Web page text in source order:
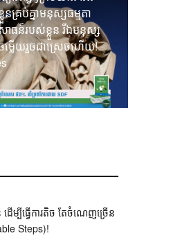
គ្រប់គ្នាមនុស្សធម្មតា
ធន៍របស់ខ្លួន រីឯមនុស្ស
ម្លើយរួចជាស្រេចហើយ!
ើម្បីធ្វើការតិច តែចំណេញច្រើន
Steps)!